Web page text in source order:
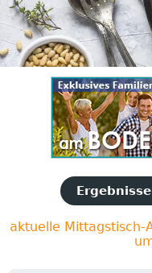
aktuelle Mittagstisch-